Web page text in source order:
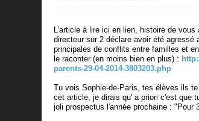
L'article à lire ici en lien, histoire de
directeur sur 2 déclare avoir été agressé
principales de conflits entre familles et
le raconter (en moins bien en plus) :
parents-29-04-2014-3803203.php
Tu vois Sophie-de-Paris, tes élèves ils
cet article, je dirais qu' a priori c'est que
joli prospectus l'année prochaine :